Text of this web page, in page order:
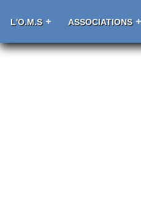
L'O.M.S ASSOCIATIONS